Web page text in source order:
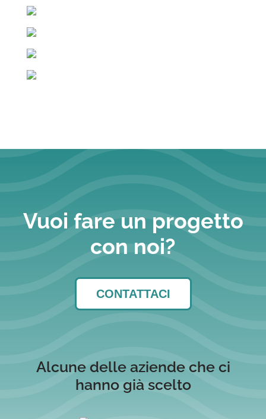
Vuoi fare un progetto
con noi?
CONTATTACI
Alcune delle aziende che ci
hanno già scelto